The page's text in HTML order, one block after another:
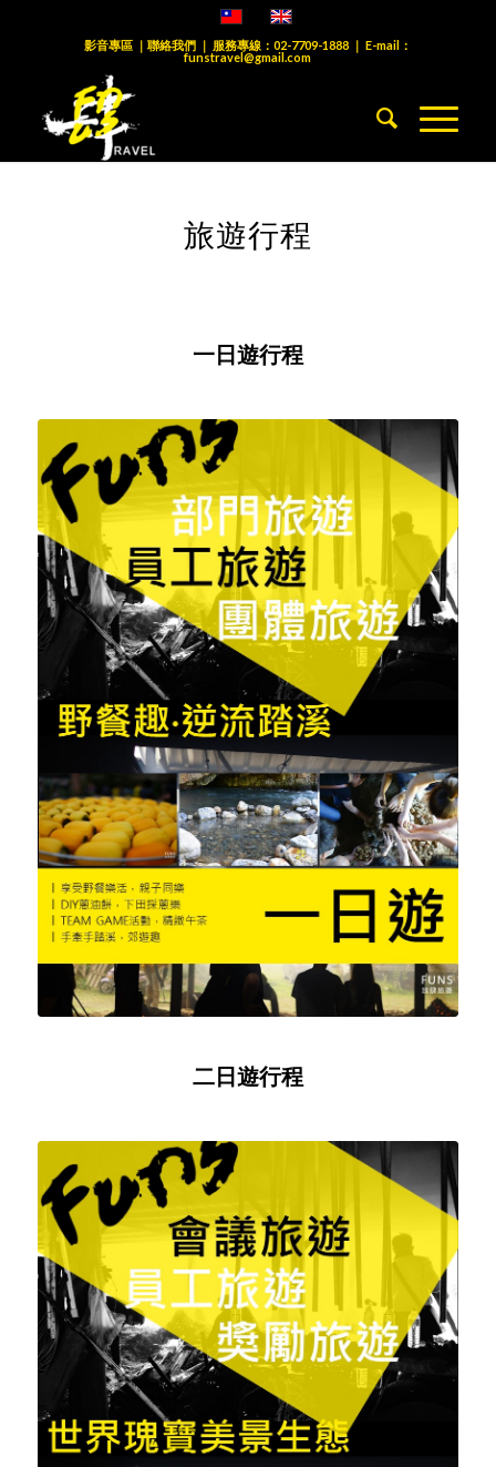
影音專區｜ 聯絡我們｜ 服務專線： 02-7709-1888｜ E-mail：
funstravel@gmail.com
旅遊行程
一日遊行程
二日遊行程